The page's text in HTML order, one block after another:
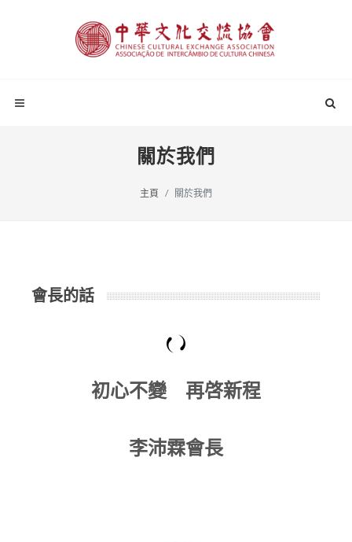
關於我們
主頁 關於我們
會長的話
初心不變 再啓新程
李沛霖會長